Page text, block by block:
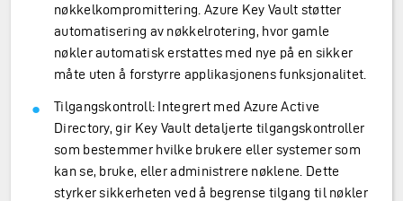
nøkkelkompromittering. Azure Key Vault støtter
automatisering av nøkkelrotering, hvor gamle
nøkler automatisk erstattes med nye på en sikker
måte uten å forstyrre applikasjonens funksjonalitet.
Tilgangskontroll: Integrert med Azure Active
Directory, gir Key Vault detaljerte tilgangskontroller
som bestemmer hvilke brukere eller systemer som
kan se, bruke, eller administrere nøklene. Dette
styrker sikkerheten ved å begrense tilgang til nøkler